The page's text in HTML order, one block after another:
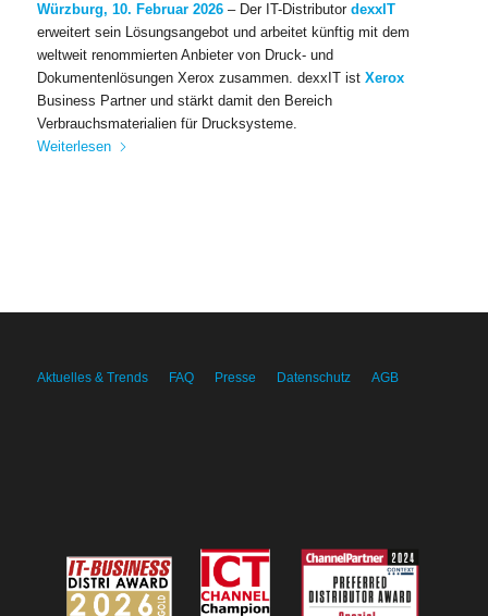
Würzburg, 10. Februar 2026– Der IT-Distributor dexxIT
erweitert sein Lösungsangebot und arbeitet künftig mit dem
weltweit renommierten Anbieter von Druck- und
Dokumentenlösungen Xerox zusammen. dexxIT ist Xerox
Business Partner und stärkt damit den Bereich
Verbrauchsmaterialien für Drucksysteme.
Weiterlesen
Aktuelles & Trends FAQ Presse Datenschutz AGB